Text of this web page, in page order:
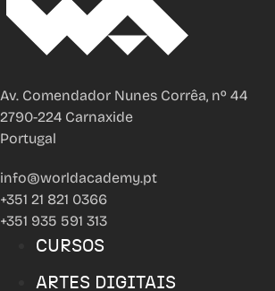
Av. Comendador Nunes Corrêa, nº 44
2790-224 Carnaxide
Portugal
info@worldacademy.pt
+351 21 821 0366
+351 935 591 313
CURSOS
ARTES DIGITAIS